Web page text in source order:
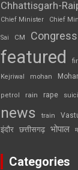
Chhattisgarh-
Chief Minister
Chief
Sai CM Congress
featured
Kejriwal mohan
petrol rain rape
news
train
इंदौर छत्तीसगढ़ भोपाल
Categories